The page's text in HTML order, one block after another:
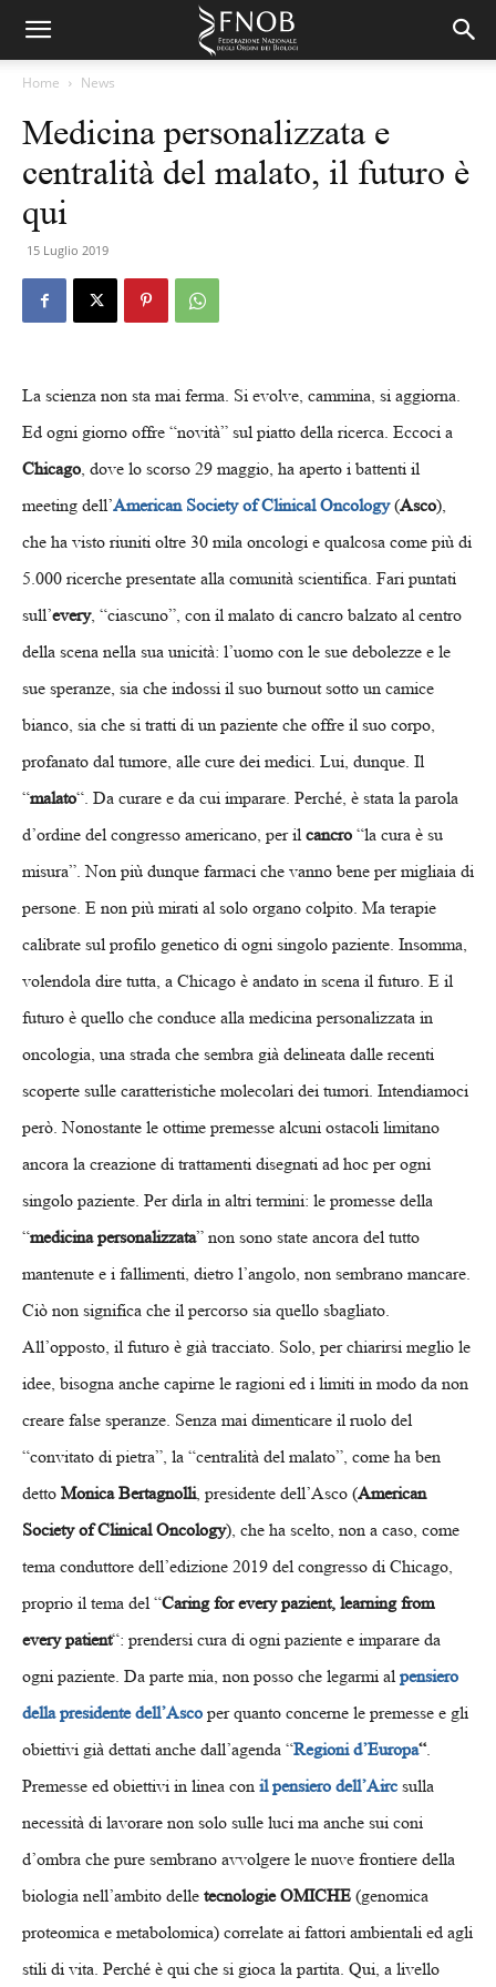
Home News
Medicina personalizzata e
centralità del malato, il futuro è
qui
15 Luglio 2019
La scienza non sta mai ferma. Si evolve, cammina, si aggiorna.
Ed ogni giorno offre “novità” sul piatto della ricerca. Eccoci a
Chicago , dove lo scorso 29 maggio, ha aperto i battenti il
meeting dell’American Society of Clinical Oncology (Asco),
che ha visto riuniti oltre 30 mila oncologi e qualcosa come più di
5.000 ricerche presentate alla comunità scientifica. Fari puntati
sull’every, “ciascuno”, con il malato di cancro balzato al centro
della scena nella sua unicità: l’uomo con le sue debolezze e le
sue speranze, sia che indossi il suo burnout sotto un camice
bianco, sia che si tratti di un paziente che offre il suo corpo,
profanato dal tumore, alle cure dei medici. Lui, dunque. Il
“malato“. Da curare e da cui imparare. Perché, è stata la parola
d’ordine del congresso americano, per il cancro “la cura è su
misura”. Non più dunque farmaci che vanno bene per migliaia di
persone. E non più mirati al solo organo colpito. Ma terapie
calibrate sul profilo genetico di ogni singolo paziente. Insomma,
volendola dire tutta, a Chicago è andato in scena il futuro. E il
futuro è quello che conduce alla medicina personalizzata in
oncologia, una strada che sembra già delineata dalle recenti
scoperte sulle caratteristiche molecolari dei tumori. Intendiamoci
però. Nonostante le ottime premesse alcuni ostacoli limitano
ancora la creazione di trattamenti disegnati ad hoc per ogni
singolo paziente. Per dirla in altri termini: le promesse della
“medicina personalizzata” non sono state ancora del tutto
mantenute e i fallimenti, dietro l’angolo, non sembrano mancare.
Ciò non significa che il percorso sia quello sbagliato.
All’opposto, il futuro è già tracciato. Solo, per chiarirsi meglio le
idee, bisogna anche capirne le ragioni ed i limiti in modo da non
creare false speranze. Senza mai dimenticare il ruolo del
“convitato di pietra”, la “centralità del malato”, come ha ben
detto Monica Bertagnolli, presidente dell’Asco (American
Society of Clinical Oncology), che ha scelto, non a caso, come
tema conduttore dell’edizione 2019 del congresso di Chicago,
proprio il tema del “Caring for every pazient, learning from
every patient“: prendersi cura di ogni paziente e imparare da
ogni paziente. Da parte mia, non posso che legarmi al pensiero
della presidente dell’Asco per quanto concerne le premesse e gli
obiettivi già dettati anche dall’agenda “Regioni d’Europa“.
Premesse ed obiettivi in linea con il pensiero dell’Aircsulla
necessità di lavorare non solo sulle luci ma anche sui coni
d’ombra che pure sembrano avvolgere le nuove frontiere della
biologia nell’ambito delle tecnologie OMICHE (genomica
proteomica e metabolomica) correlate ai fattori ambientali ed agli
stili di vita. Perché è qui che si gioca la partita. Qui, a livello